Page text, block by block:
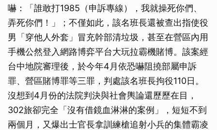
嚇：「誰敢打1985（申訴專線），我就操死你們、
弄死你們！」；不僅如此，該名班長還被查出指使役
男「穿他人外套」冒充幹部清垃圾，甚至在營區內用
手機公然登入網路博弈平台大玩拉霸機賭博。該案經
台中地院審理後，於今年4月依恐嚇阻撓部屬申訴
罪、營區賭博罪等三罪，判處該名班長拘役110日。
沒想到4月份的法院判決與社會輿論還歷歷在目，
302旅卻完全「沒有借鏡血淋淋的案例」，短短不到
兩個月，又爆出士官長拿訓練槍追射小兵的集體霸凌